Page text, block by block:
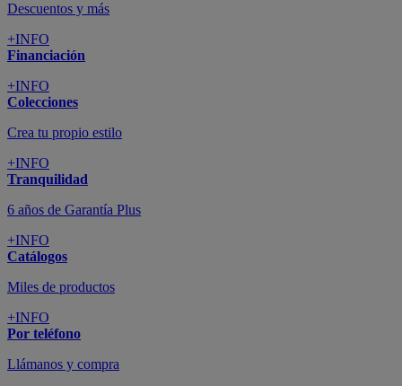
Descuentos y más
+INFO
Financiación
+INFO
Colecciones
Crea tu propio estilo
+INFO
Tranquilidad
6 años de Garantía Plus
+INFO
Catálogos
Miles de productos
+INFO
Por teléfono
Llámanos y compra